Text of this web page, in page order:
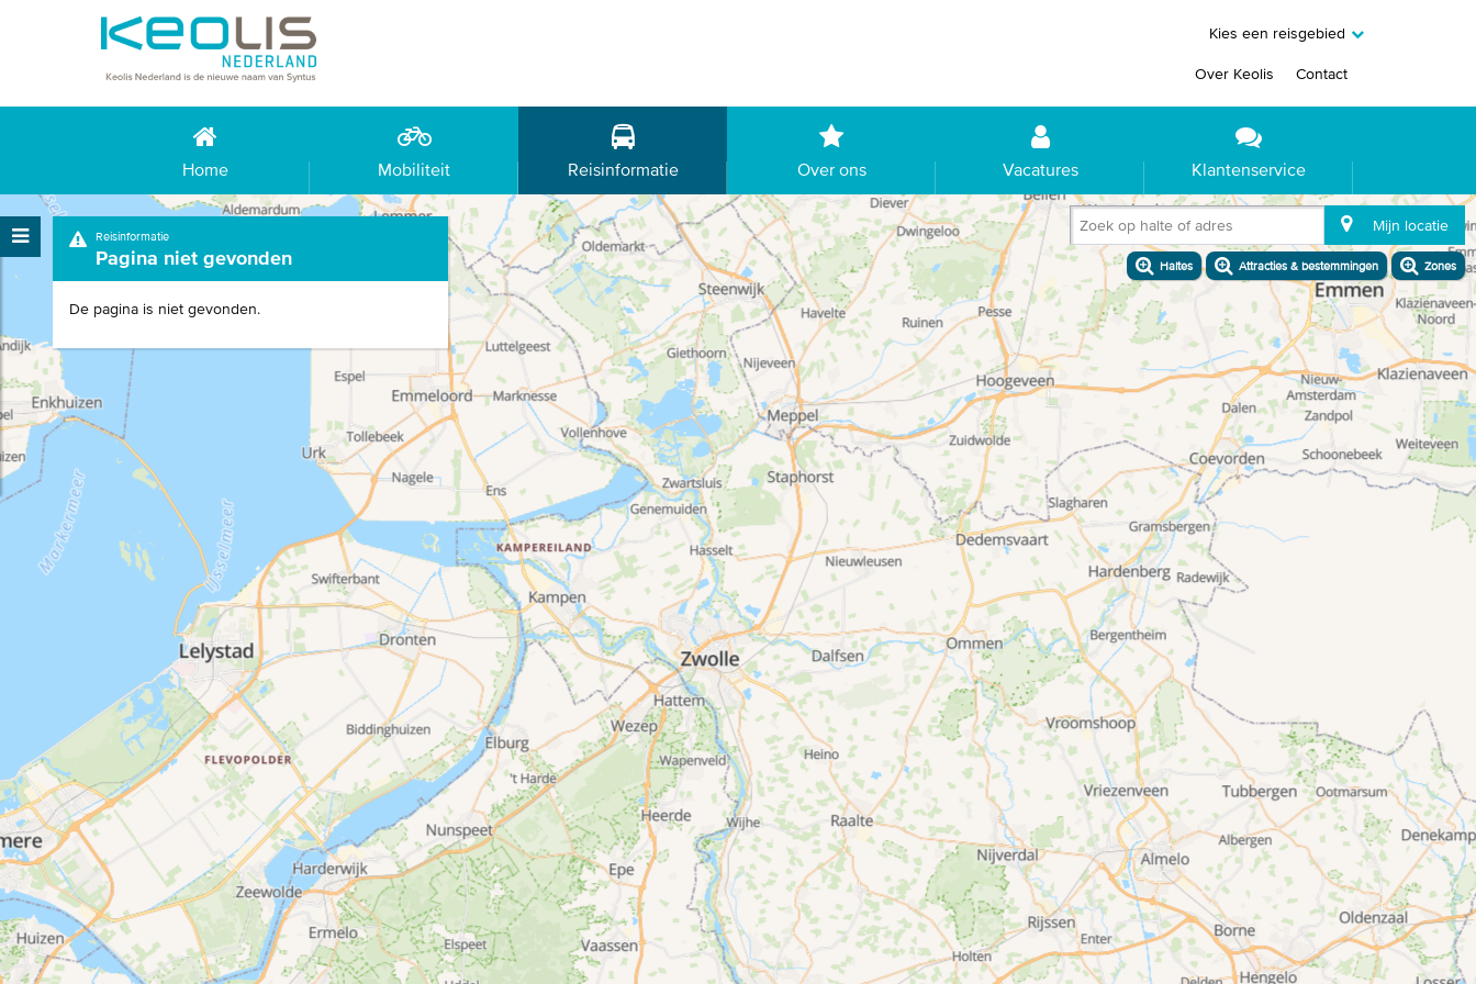
Kies een reisgebied
Over Keolis Contact
Home Mobiliteit Reisinformatie Over ons Vacatures Klantenservice
Zoek op halte of adres Mijn locatie
Haltes Attracties & bestemmingen Zones
Reisinformatie
Pagina niet gevonden
De pagina is niet gevonden.